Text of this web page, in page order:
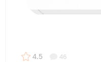
4.5 46